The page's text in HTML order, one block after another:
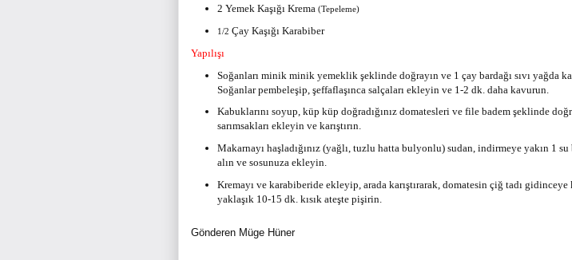
2 Yemek Kaşığı Krema (Tepeleme)
1/2 Çay Kaşığı Karabiber
Yapılışı
Soğanları minik minik yemeklik şeklinde doğrayın ve 1 çay bardağı sıvı yağda
Soğanlar pembeleşip, şeffaflaşınca salçaları ekleyin ve 1-2 dk. daha kavurun.
Kabuklarını soyup, küp küp doğradığınız domatesleri ve file badem şeklinde
sarımsakları ekleyin ve karıştırın.
Makarnayı haşladığınız (yağlı, tuzlu hatta bulyonlu) sudan, indirmeye yakın 1 su
alın ve sosunuza ekleyin.
Kremayı ve karabiberide ekleyip, arada karıştırarak, domatesin çiğ tadı gidinceye
yaklaşık 10-15 dk. kısık ateşte pişirin.
Gönderen Müge Hüner